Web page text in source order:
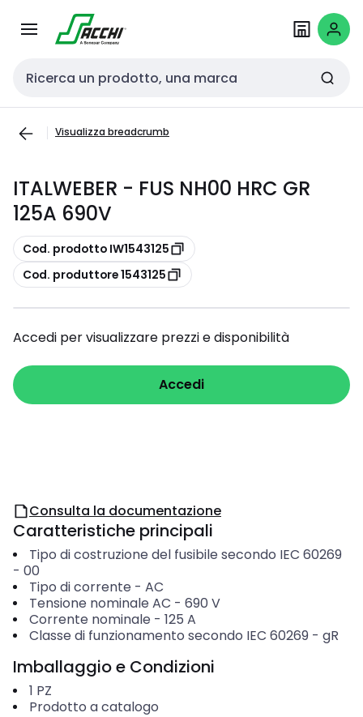
navigazionecontenuto
Cerca input
Visualizza breadcrumb
ITALWEBER - FUS NH00 HRC GR
125A 690V
copia
Cod. prodotto IW1543125
copia
Cod. produttore 1543125
Accedi per visualizzare prezzi e disponibilità
Accedi
Consulta la documentazione
Caratteristiche principali
Tipo di costruzione del fusibile secondo IEC 60269
- 00
Tipo di corrente - AC
Tensione nominale AC - 690 V
Corrente nominale - 125 A
Classe di funzionamento secondo IEC 60269 - gR
Imballaggio e Condizioni
1 PZ
Prodotto a catalogo